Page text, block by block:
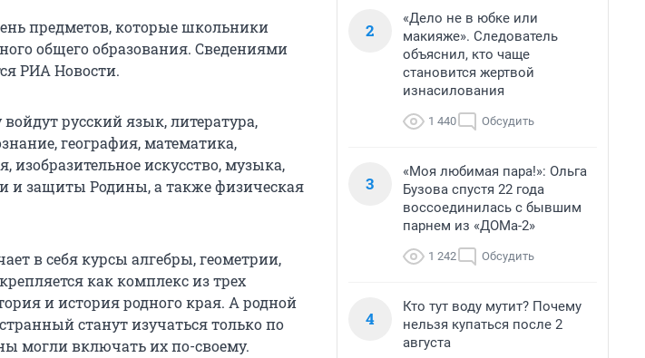
предметов, которые школьники
общего образования. Сведениями
РИА Новости.
русский язык, литература,
география, математика,
искусство, музыка,
и защиты Родины, а также физическая
в себя курсы алгебры, геометрии,
как комплекс из трех
и история родного края. А родной
станут изучаться только по
могли включать их по-своему.
2
«Дело не в юбке или
макияже». Следователь
объяснил, кто чаще
становится жертвой
изнасилования
1 440 Обсудить
3
«Моя любимая пара!»: Ольга
Бузова спустя 22 года
воссоединилась с бывшим
парнем из «ДОМа-2»
1 242 Обсудить
4
Кто тут воду мутит? Почему
нельзя купаться после 2
августа